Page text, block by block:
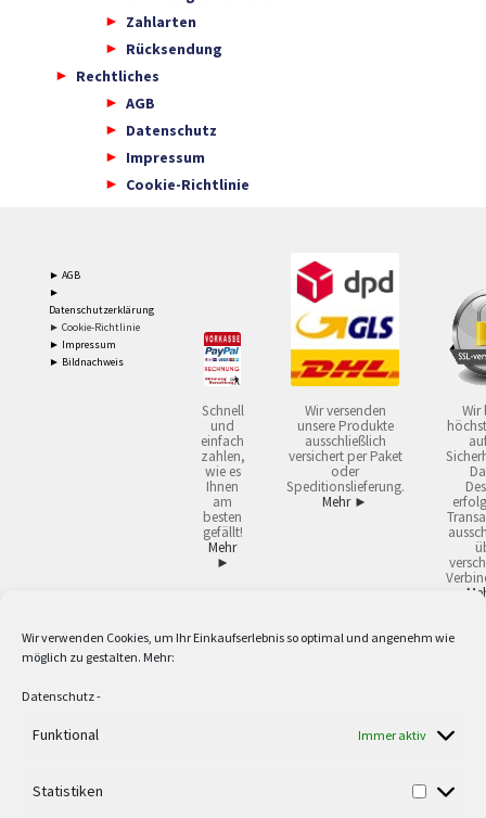
Wir verwenden Cookies, um Ihr Einkaufserlebnis so optimal und angenehm wie
möglich zu gestalten. Mehr:
Datenschutz-
Funktional Immer aktiv
Statistiken
Zahlarten
Rücksendung
Rechtliches
AGB
Datenschutz
Impressum
Cookie-Richtlinie
► AGB
►
Datenschutzerklärung
► Cookie-Richtlinie
► Impressum
► Bildnachweis
Schnell
und
einfach
zahlen,
wie es
Ihnen
am
besten
gefällt!
Mehr
►
Wir versenden
unsere Produkte
ausschließlich
versichert per Paket
oder
Speditionslieferung.
Mehr ►
Wir
2 Lieferzeiten gelten mit Express-24.
Versandkostenfrei ab 59,90 € Nettowarenwert. Inseln ausgenommen. Unsere
Berufe zur Verwendung in der selbständigen, beruflichen oder gewerblichen
verwendeten Logos und Firmennamen sind Warenzeichen oder eingetragene